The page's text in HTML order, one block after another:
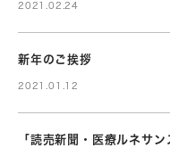
2021.02.24
新年のご挨拶
2021.01.12
「読売新聞・医療ルネサ